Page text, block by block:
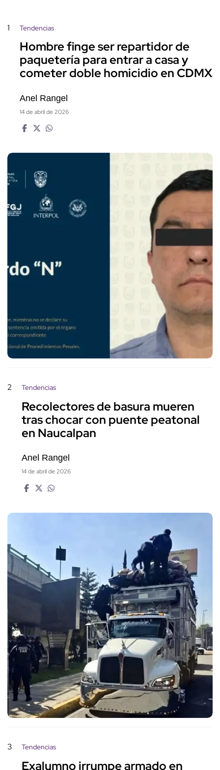
1 Tendencias
Hombre finge ser repartidor de
paquetería para entrar a casa y
cometer doble homicidio en CDMX
Anel Rangel
14 de abril de 2026
2 Tendencias
Recolectores de basura mueren
tras chocar con puente peatonal
en Naucalpan
Anel Rangel
14 de abril de 2026
3 Tendencias
Exalumno irrumpe armado en